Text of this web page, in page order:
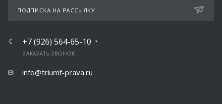
ПОДПИСКА НА РАССЫЛКУ
+7 (926) 564-65-10
ЗАКАЗАТЬ ЗВОНОК
info@triumf-prava.ru